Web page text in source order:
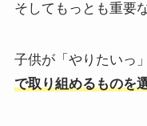
そしてもっとも重要
子供が「やりたいっ
で取り組めるものを